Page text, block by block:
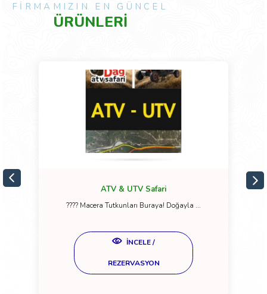
FİRMAMIZIN EN GÜNCEL
ÜRÜNLERİ
ATV & UTV Safari
????️ Macera Tutkunları Buraya! Doğayla ...
İNCELE /
REZERVASYON